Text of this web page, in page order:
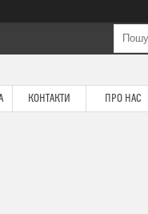
КОНТАКТИ ПРО НАС